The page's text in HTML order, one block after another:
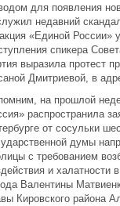
для появления
недавний
«Единой России»
спикера
выразила протест
Дмитриевой, в
на прошлой
распространила
от сосульки
думы
с требованием
и халатности
Валентины
Кировского района